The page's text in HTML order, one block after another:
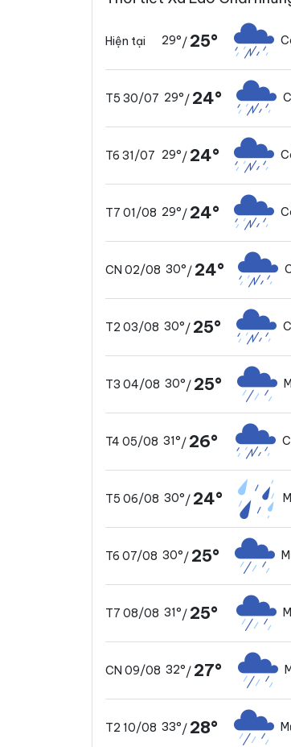
Hiện tại 29°/ 25°
T5 30/07 29°/ 24°
T6 31/07 29°/ 24°
T7 01/08 29°/ 24°
CN 02/08 30°/ 24°
T2 03/08 30°/ 25°
T3 04/08 30°/ 25°
T4 05/08 31°/ 26°
T5 06/08 30°/ 24°
T6 07/08 30°/ 25°
T7 08/08 31°/ 25°
CN 09/08 32°/ 27°
T2 10/08 33°/ 28°